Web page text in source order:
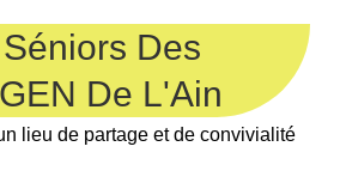
Des
De L'Ain
lieu de partage et de convivialité